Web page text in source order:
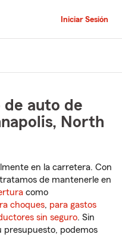
Iniciar Sesión
de auto de
North
en la carretera. Con
de mantenerle en
como
choques, para gastos
sin seguro. Sin
presupuesto, podemos